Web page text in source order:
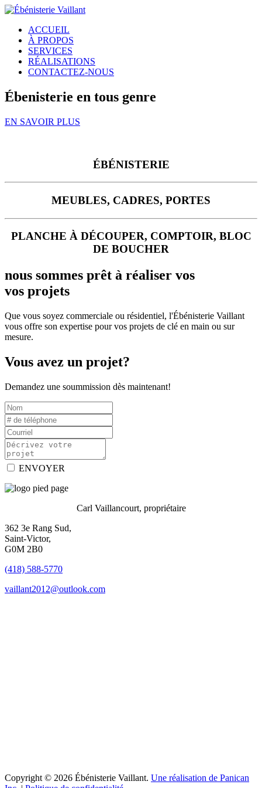
ACCUEIL
À PROPOS
SERVICES
RÉALISATIONS
CONTACTEZ-NOUS
Ébenisterie en tous genre
EN SAVOIR PLUS
ÉBÉNISTERIE
MEUBLES, CADRES, PORTES
PLANCHE À DÉCOUPER, COMPTOIR, BLOC
DE BOUCHER
nous sommes prêt à réaliser vos
vos projets
Que vous soyez commerciale ou résidentiel, l'Ébénisterie Vaillant
vous offre son expertise pour vos projets de clé en main ou sur
mesure.
Vous avez un projet?
Demandez une soummission dès maintenant!
ENVOYER
Carl Vaillancourt, propriétaire
362 3e Rang Sud,
Saint-Victor,
G0M 2B0
(418) 588-5770
vaillant2012@outlook.com
Copyright © 2026 Ébénisterie Vaillant. Une réalisation de Panican